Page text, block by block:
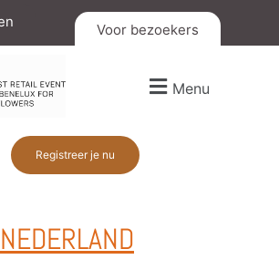
Voor bezoekers
Menu
Registreer je nu